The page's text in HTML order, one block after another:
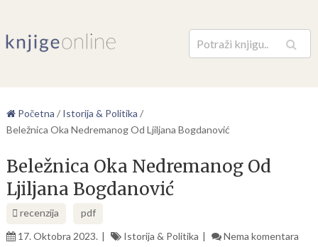
Pretraga
Početna / Istorija & Politika /
Beležnica Oka Nedremanog Od Ljiljana Bogdanović
Beležnica Oka Nedremanog Od
Ljiljana Bogdanović
recenzija
pdf
17. Oktobra 2023.
Istorija & Politika Nema komentara